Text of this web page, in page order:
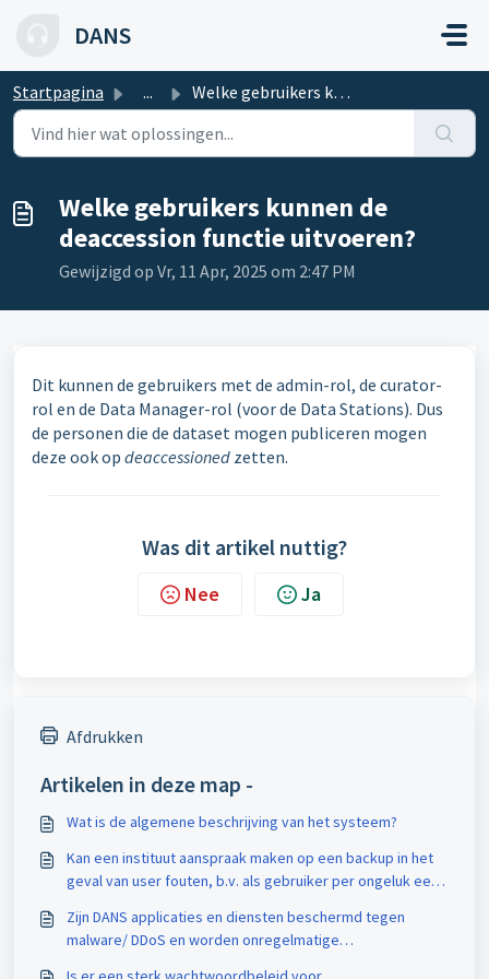
DANS
Startpagina ... Welke gebruikers kunnen de deaccession functie uitvoeren?
Welke gebruikers kunnen de
deaccession functie uitvoeren?
Gewijzigd op Vr, 11 Apr, 2025 om 2:47 PM
Dit kunnen de gebruikers met de admin-rol, de curator-
rol en de Data Manager-rol (voor de Data Stations). Dus
de personen die de dataset mogen publiceren mogen
deze ook op deaccessioned zetten.
Was dit artikel nuttig?
Nee Ja
Afdrukken
Artikelen in deze map -
Wat is de algemene beschrijving van het systeem?
Kan een instituut aanspraak maken op een backup in het
geval van user fouten, b.v. als gebruiker per ongeluk een
Zijn DANS applicaties en diensten beschermd tegen
malware/ DDoS en worden onregelmatige